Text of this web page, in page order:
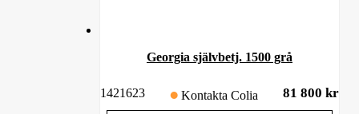
Georgia självbetj. 1500 grå
1421623 Kontakta Colia 81 800 kr